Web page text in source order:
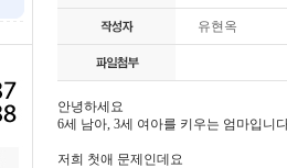
유현옥
안녕하세요
6세 남아, 3세 여아를 키우는 엄마입니
저희 첫애 문제인데요